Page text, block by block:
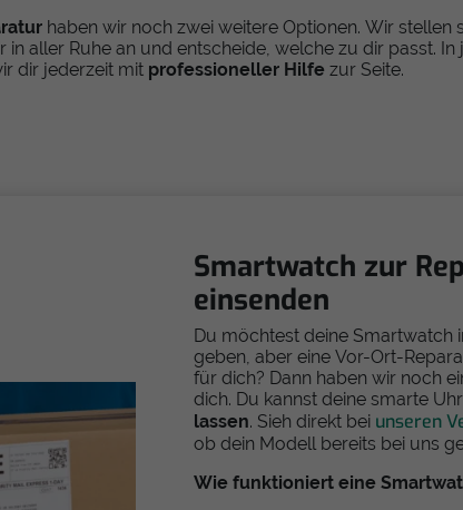
haben wir noch zwei weitere Optionen. Wir stellen
in aller Ruhe an und entscheide, welche zu dir passt. In
dir jederzeit mit professioneller Hilfe zur Seite.
Smartwatch zur
einsenden
Du möchtest deine Smartwatch
geben, aber eine Vor-Ort-
für dich? Dann haben wir noch
dich. Du kannst deine smarte Uhr
lassen. Sieh direkt bei unseren
ob dein Modell bereits bei uns
Wie funktioniert eine